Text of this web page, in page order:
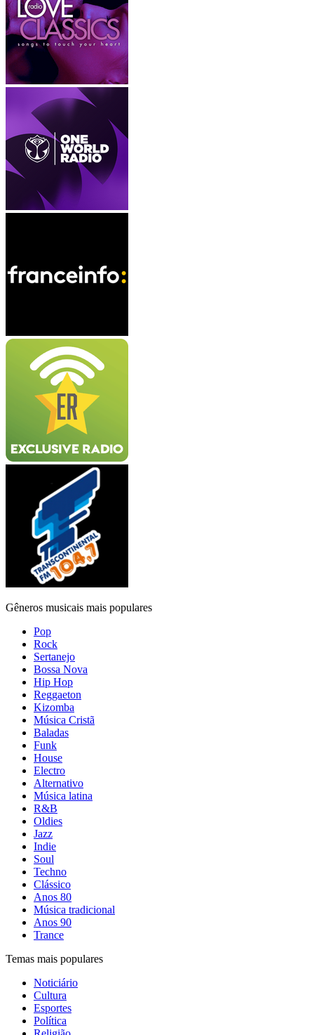
Gêneros musicais mais populares
Pop
Rock
Sertanejo
Bossa Nova
Hip Hop
Reggaeton
Kizomba
Música Cristã
Baladas
Funk
House
Electro
Alternativo
Música latina
R&B
Oldies
Jazz
Indie
Soul
Techno
Clássico
Anos 80
Música tradicional
Anos 90
Trance
Temas mais populares
Noticiário
Cultura
Esportes
Política